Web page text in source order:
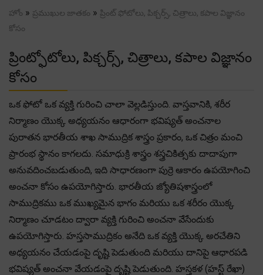
హోం » ప్రముఖుల జాతకం » ప్రింట్ ఫోటోలు, పిక్చర్స్, చిత్రాలు, కపాల విజ్ఞానం
కోసం
ప్రింట్ఫోటోలు, పిక్చర్స్, చిత్రాలు, కపాల విజ్ఞానం
కోసం
ఒక ఫోటో ఒక వ్యక్తి గురించి చాలా వెల్లడిస్తుంది. వాస్తవానికి, శరీర
నిర్మాణం యొక్క అధ్యయనం ఆధారంగా భవిష్యత్ అంచనాల
పురాతన భారతీయ శాఖ సాముద్రిక శాస్త్రం ప్రకారం, ఒక చిత్రం మంచి
ప్రారంభ స్థానం కాగలదు. సమాధుక్రి శాస్త్రం శస్త్రచికిత్సకు దాదాపుగా
అనువదించబడుతుంది, ఇది సాధారణంగా పుర్రె ఆకారం ఉపయోగించి
అంచనా కోసం ఉపయోగిస్తారు. భారతీయ జ్యోతిషశాస్త్రంలో
సాముద్రికము ఒక ముఖ్యమైన భాగం మరియు ఒక శరీరం యొక్క
నిర్మాణం చూడటం ద్వారా వ్యక్తి గురించి అంచనా వేసేందుకు
ఉపయోగిస్తారు. హస్తసాముద్రికం అనేది ఒక వ్యక్తి యొక్క అరచేతిని
అధ్యయనం చేయడంపై దృష్టి పెడుతుంది మరియు దానిపై ఆధారపడి
భవిష్యత్ అంచనా వేయడంపై దృష్టి పెడుతుంది. హస్తకళ (హస్ట్ రేఖా)